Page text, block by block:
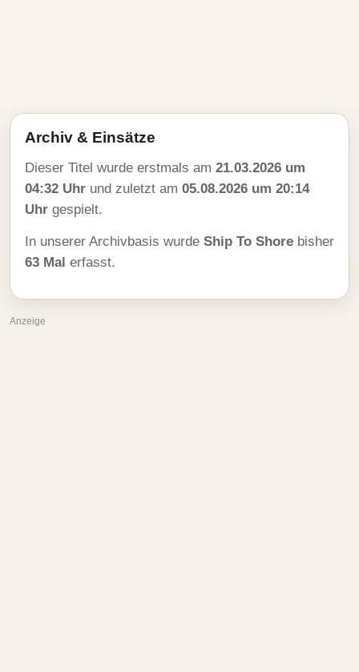
Archiv & Einsätze
Dieser Titel wurde erstmals am 21.03.2026 um
04:32 Uhr und zuletzt am 05.08.2026 um 20:14
Uhr gespielt.
In unserer Archivbasis wurde Ship To Shore bisher
63 Mal erfasst.
Anzeige